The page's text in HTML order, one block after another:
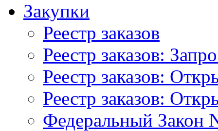
Закупки
Реестр заказов
Реестр заказов:
Реестр заказов:
Реестр заказов:
Федеральный Закон